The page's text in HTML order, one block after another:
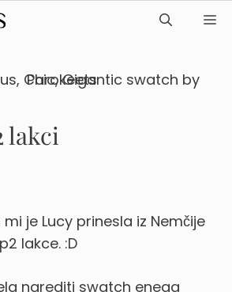
lakci
je Lucy prinesla iz Nemčije
lakce. :D
narediti swatch enega